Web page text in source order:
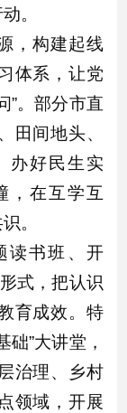
。
，构建起线
体系，让党
”。部分市直
田间地头、
办好民生实
，在互学互
。
读书班、开
式，把认识
育成效。特
”大讲堂，
治理、乡村
领域，开展